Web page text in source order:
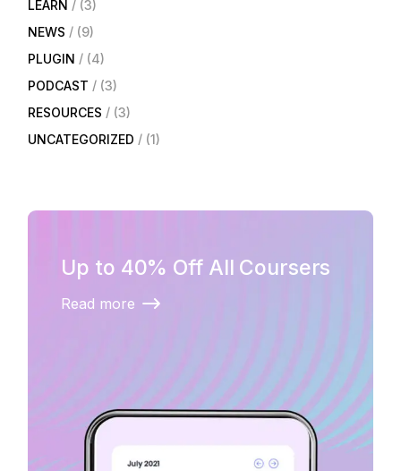
LEARN
(3)
NEWS
(9)
PLUGIN
(4)
PODCAST
(3)
RESOURCES
(3)
UNCATEGORIZED
(1)
Up to 40% Off All Coursers
Read more